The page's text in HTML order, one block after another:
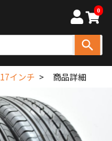
0
17インチ 商品詳細